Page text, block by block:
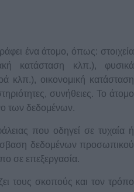
ένα άτομο, όπως: στοιχεία
κατάσταση κλπ.), φυσικά
κλπ.), οικονομική κατάσταση
συνήθειες. Το άτομο
των δεδομένων.
που οδηγεί σε τυχαία ή
δεδομένων προσωπικού
σε επεξεργασία.
τους σκοπούς και τον τρόπο